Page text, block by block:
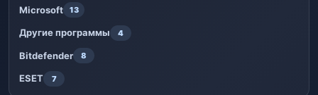
Microsoft 13
Другие программы 4
Bitdefender 8
ESET 7